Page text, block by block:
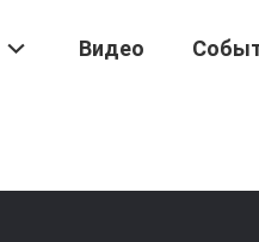
Видео